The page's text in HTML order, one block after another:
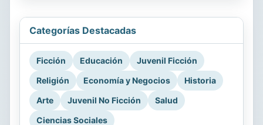
Categorías Destacadas
Ficción Educación
Juvenil Ficción
Religión
Economía y Negocios
Historia
Arte
Juvenil No Ficción
Salud
Ciencias Sociales